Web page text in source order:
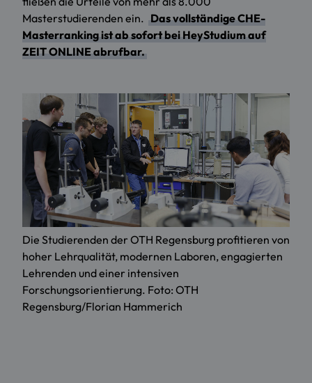
Masterstudierenden ein. Das vollständige CHE-
Masterranking ist ab sofort bei HeyStudium auf
ZEIT ONLINE abrufbar.
Die Studierenden der OTH Regensburg profitieren von
hoher Lehrqualität, modernen Laboren, engagierten
Lehrenden und einer intensiven
Forschungsorientierung. Foto: OTH
Regensburg/Florian Hammerich